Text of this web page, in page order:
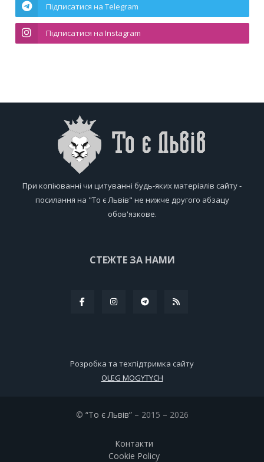
Підписатися на Telegram
Підписатися на Instagram
При копіюванні чи цитуванні будь-яких матеріалів сайту -
посилання на "То є Львів" не нижче другого абзацу
обов'язкове.
СТЕЖТЕ ЗА НАМИ
Розробка та техпідтримка сайту
OLEG MOGYTYCH
© “То є Львів”– 2015 – 2026
Контакти
Cookie Policy